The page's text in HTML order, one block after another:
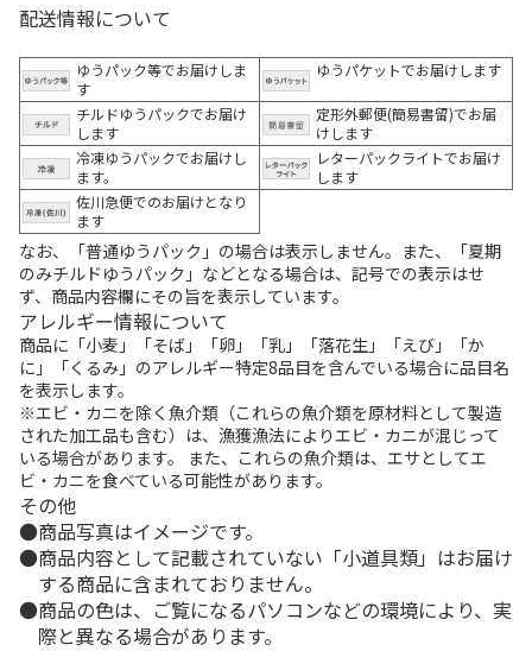
配送情報について
ゆうパック等でお届けしま
す
ゆうパケットでお届けします
チルドゆうパックでお届け
します
定形外郵便(簡易書留)でお届
けします
冷凍ゆうパックでお届けし
ます。
レターパックライトでお届け
します
佐川急便でのお届けとなり
ます
なお、「普通ゆうパック」の場合は表示しません。また、「夏期
のみチルドゆうパック」などとなる場合は、記号での表示はせ
ず、商品内容欄にその旨を表示しています。
アレルギー情報について
商品に「小麦」「そば」「卵」「乳」「落花生」「えび」「か
に」「くるみ」のアレルギー特定8品目を含んでいる場合に品目名
を表示します。
※エビ・カニを除く魚介類（これらの魚介類を原材料として製造
された加工品も含む）は、漁獲漁法によりエビ・カニが混じって
いる場合があります。 また、これらの魚介類は、エサとしてエ
ビ・カニを食べている可能性があります。
その他
商品写真はイメージです。
商品内容として記載されていない「小道具類」はお届け
する商品に含まれておりません。
商品の色は、ご覧になるパソコンなどの環境により、実
際と異なる場合があります。